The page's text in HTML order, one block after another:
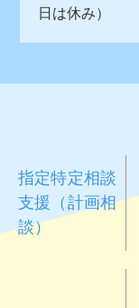
日は休み）
指定特定相談
支援（計画相
談）